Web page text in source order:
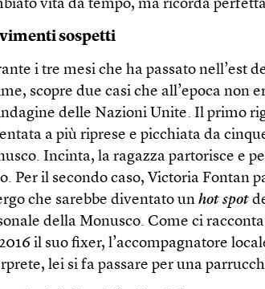
vita da tempo, ma ricorda
sospetti
i tre mesi che ha passato nell’est
scopre due casi che all’epoca non
delle Nazioni Unite. Il primo
a più riprese e picchiata da
Incinta, la ragazza partorisce e
Per il secondo caso, Victoria Fontan
che sarebbe diventato unhot spot
della Monusco. Come ci
il suo fixer, l’accompagnatore
lei si fa passare per una